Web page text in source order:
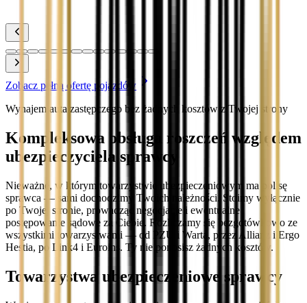
Zobacz pełną ofertę pojazdów
Wynajem auta zastępczego bez żadnych kosztów z Twojej strony
Kompleksowa obsługa roszczeń względem
ubezpieczyciela sprawcy
Nieważne, w którym towarzystwie ubezpieczeniowym ma polisę
sprawca — sami dochodzimy Twoich należności. Stoimy wyłącznie
po Twojej stronie, prowadząc negocjacje i ewentualne
postępowanie sądowe za Ciebie. Rozliczamy się bezgotówkowo ze
wszystkimi towarzystwami — od PZU i Warta, przez Allianz i Ergo
Hestia, po Link4 i Euroins. Ty nie ponosisz żadnych kosztów.
Towarzystwa ubezpieczeniowe sprawcy